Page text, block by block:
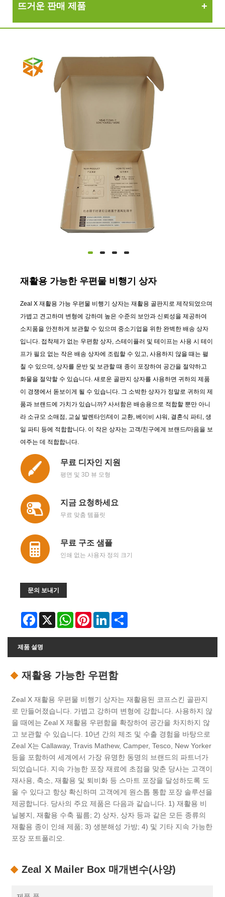
뜨거운 판매 제품
재활용 가능한 우편물 비행기 상자
Zeal X 재활용 가능 우편물 비행기 상자는 재활용 골판지로 제작되었으며
가볍고 견고하며 변형에 강하며 높은 수준의 보안과 신뢰성을 제공하여
소지품을 안전하게 보관할 수 있으며 중소기업을 위한 완벽한 배송 상자
입니다. 접착제가 없는 우편함 상자, 스테이플러 및 테이프는 사용 시 테이
프가 필요 없는 작은 배송 상자에 조립할 수 있고, 사용하지 않을 때는 펼
칠 수 있으며, 상자를 운반 및 보관할 때 종이 포장하여 공간을 절약하고
화물을 절약할 수 있습니다. 새로운 골판지 상자를 사용하면 귀하의 제품
이 경쟁에서 돋보이게 될 수 있습니다. 그 소박한 상자가 정말로 귀하의 제
품과 브랜드에 가치가 있습니까? 사서함은 배송용으로 적합할 뿐만 아니
라 소규모 소매점, 교실 발렌타인/데이 교환, 베이비 샤워, 결혼식 파티, 생
일 파티 등에 적합합니다. 이 작은 상자는 고객/친구에게 브랜드/마음을 보
여주는 데 적합합니다.
무료 디자인 지원
평면 및 3D 뷰 모형
지금 요청하세요
무료 맞춤 템플릿
무료 구조 샘플
인쇄 없는 사용자 정의 크기
문의 보내기
Facebook
X WhatsAppPinterestLinkedIn
제품 설명
재활용 가능한 우편함
Zeal X 재활용 우편물 비행기 상자는 재활용된 코프스킨 골판지
로 만들어졌습니다. 가볍고 강하며 변형에 강합니다. 사용하지 않
을 때에는 Zeal X 재활용 우편함을 확장하여 공간을 차지하지 않
고 보관할 수 있습니다. 10년 간의 제조 및 수출 경험을 바탕으로
Zeal X는 Callaway, Travis Mathew, Camper, Tesco, New Yorker
등을 포함하여 세계에서 가장 유명한 동명의 브랜드의 파트너가
되었습니다. 지속 가능한 포장 재료에 초점을 맞춘 당사는 고객이
재사용, 축소, 재활용 및 퇴비화 등 스마트 포장을 달성하도록 도
울 수 있다고 항상 확신하며 고객에게 원스톱 통합 포장 솔루션을
제공합니다. 당사의 주요 제품은 다음과 같습니다. 1) 재활용 비
닐봉지, 재활용 수축 필름; 2) 상자, 상자 등과 같은 모든 종류의
재활용 종이 인쇄 제품; 3) 생분해성 가방; 4) 및 기타 지속 가능한
포장 포트폴리오.
Zeal X Mailer Box 매개변수(사양)